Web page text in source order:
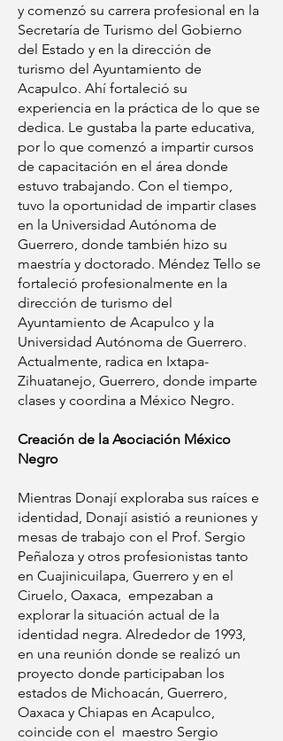
y comenzó su carrera profesional en la
Secretaría de Turismo del Gobierno
del Estado y en la dirección de
turismo del Ayuntamiento de
Acapulco. Ahí fortaleció su
experiencia en la práctica de lo que se
dedica. Le gustaba la parte educativa,
por lo que comenzó a impartir cursos
de capacitación en el área donde
estuvo trabajando. Con el tiempo,
tuvo la oportunidad de impartir clases
en la Universidad Autónoma de
Guerrero, donde también hizo su
maestría y doctorado. Méndez Tello se
fortaleció profesionalmente en la
dirección de turismo del
Ayuntamiento de Acapulco y la
Universidad Autónoma de Guerrero.
Actualmente, radica en Ixtapa-
Zihuatanejo, Guerrero, donde imparte
clases y coordina a México Negro.
Creación de la Asociación México
Negro
Mientras Donají exploraba sus raíces e
identidad, Donají asistió a reuniones y
mesas de trabajo con el Prof. Sergio
Peñaloza y otros profesionistas tanto
en Cuajinicuilapa, Guerrero y en el
Ciruelo, Oaxaca, empezaban a
explorar la situación actual de la
identidad negra. Alrededor de 1993,
en una reunión donde se realizó un
proyecto donde participaban los
estados de Michoacán, Guerrero,
Oaxaca y Chiapas en Acapulco,
coincide con el maestro Sergio